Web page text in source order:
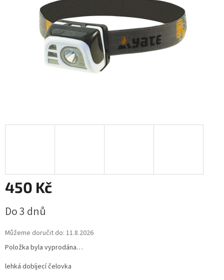
450 Kč
cena:
Do 3 dnů
Můžeme doručit do: 11.8.2026
Položka byla vyprodána…
lehká dobíjecí čelovka